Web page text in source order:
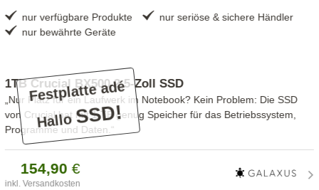
nur verfügbare Produkte
nur seriöse & sichere Händler
nur bewährte Geräte
Festplatte adé
HalloSSD!
1TB Crucial BX500 2,5-Zoll SSD
„Nur Platz für ein Laufwerk im Notebook? Kein Problem: Die SSD
von Crucial hat mit 1 TB genug Speicher für das Betriebssystem,
Programme und Daten.“
154,90 €
inkl. Versandkosten